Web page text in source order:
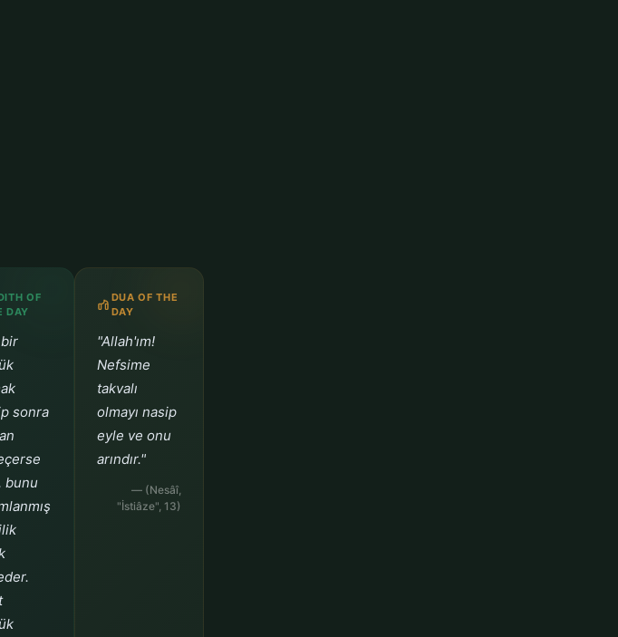
OF
DAY
sonra
bunu
DUA OF THE
DAY
"Allah'ım!
Nefsime
takvalı
olmayı nasip
eyle ve onu
arındır."
— (Nesâî,
"İstiâze", 13)